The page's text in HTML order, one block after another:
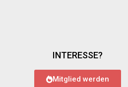
INTERESSE?
Mitglied werden